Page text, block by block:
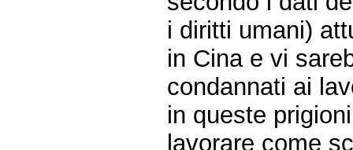
i diritti umani)
in Cina e vi
condannati ai
in queste
lavorare come